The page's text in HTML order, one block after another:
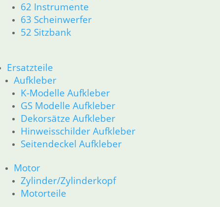
62 Instrumente
63 Scheinwerfer
52 Sitzbank
Ersatzteile
Aufkleber
K-Modelle Aufkleber
GS Modelle Aufkleber
Dekorsätze Aufkleber
Hinweisschilder Aufkleber
Seitendeckel Aufkleber
Motor
Zylinder/Zylinderkopf
Motorteile
61 Fahrzeugelektrik
62 Instrumente
63 Scheinwerfer
Dichtungen
Zylinderkopf
Kolben/Kolbenringe
12 Motorelektrik
16 Tank
18 Auspuff
13 Vergaser
21 Kupplung
26 Kardanwelle
31 Telegabel
32 Lenkung